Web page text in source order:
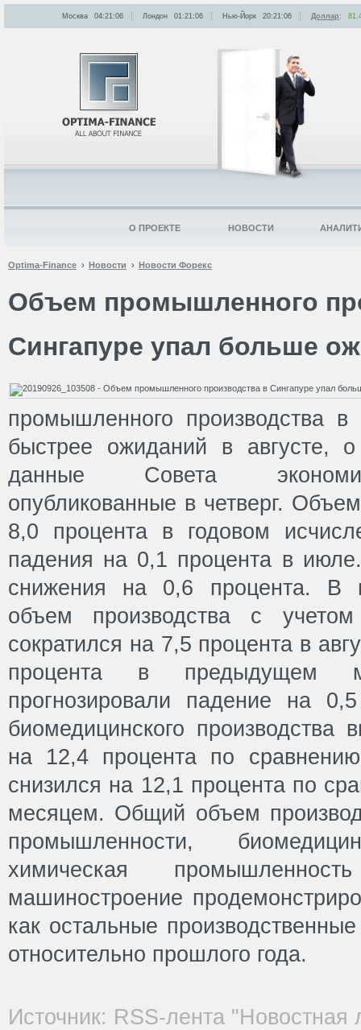
Optima-Finance Новости Новости Форекс
Объем промышленного
Сингапуре упал больше
промышленного производства в
быстрее ожиданий в августе, о
данные Совета
опубликованные в четверг.
8,0 процента в годовом
падения на 0,1 процента в
снижения на 0,6 процента. В
объем производства с
сократился на 7,5 процента в
процента в предыдущем
прогнозировали падение на
биомедицинского производства
на 12,4 процента по
снизился на 12,1 процента по
месяцем. Общий объем
промышленности,
химическая
машиностроение
как остальные
относительно прошлого года.
Источник: RSS-лента "Новостная
Москва 04:21:06 Лондон 01:21:06 Нью-Йорк 20:21:06 Доллар:
О ПРОЕКТЕ НОВОСТИ